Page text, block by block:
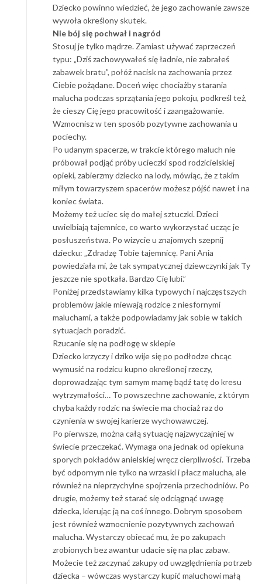
Dziecko powinno wiedzieć, że jego zachowanie zawsze
wywoła określony skutek.
Nie bój się pochwał i nagród
Stosuj je tylko mądrze. Zamiast używać zaprzeczeń
typu: „Dziś zachowywałeś się ładnie, nie zabrałeś
zabawek bratu”, połóż nacisk na zachowania przez
Ciebie pożądane. Doceń więc chociażby starania
malucha podczas sprzątania jego pokoju, podkreśl też,
że cieszy Cię jego pracowitość i zaangażowanie.
Wzmocnisz w ten sposób pozytywne zachowania u
pociechy.
Po udanym spacerze, w trakcie którego maluch nie
próbował podjąć próby ucieczki spod rodzicielskiej
opieki, zabierzmy dziecko na lody, mówiąc, że z takim
miłym towarzyszem spacerów możesz pójść nawet i na
koniec świata.
Możemy też uciec się do małej sztuczki. Dzieci
uwielbiają tajemnice, co warto wykorzystać ucząc je
posłuszeństwa. Po wizycie u znajomych szepnij
dziecku: „Zdradzę Tobie tajemnicę. Pani Ania
powiedziała mi, że tak sympatycznej dziewczynki jak Ty
jeszcze nie spotkała. Bardzo Cię lubi.”
Poniżej przedstawiamy kilka typowych i najczęstszych
problemów jakie miewają rodzice z niesfornymi
maluchami, a także podpowiadamy jak sobie w takich
sytuacjach poradzić.
Rzucanie się na podłogę w sklepie
Dziecko krzyczy i dziko wije się po podłodze chcąc
wymusić na rodzicu kupno określonej rzeczy,
doprowadzając tym samym mamę bądź tatę do kresu
wytrzymałości… To powszechne zachowanie, z którym
chyba każdy rodzic na świecie ma chociaż raz do
czynienia w swojej karierze wychowawczej.
Po pierwsze, można całą sytuację najzwyczajniej w
świecie przeczekać. Wymaga ona jednak od opiekuna
sporych pokładów anielskiej wręcz cierpliwości. Trzeba
być odpornym nie tylko na wrzaski i płacz malucha, ale
również na nieprzychylne spojrzenia przechodniów. Po
drugie, możemy też starać się odciągnąć uwagę
dziecka, kierując ją na coś innego. Dobrym sposobem
jest również wzmocnienie pozytywnych zachowań
malucha. Wystarczy obiecać mu, że po zakupach
zrobionych bez awantur udacie się na plac zabaw.
Możecie też zaczynać zakupy od uwzględnienia potrzeb
dziecka – wówczas wystarczy kupić maluchowi małą